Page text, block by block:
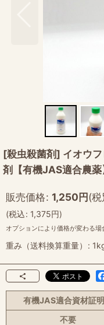
[殺虫殺菌剤] イオウ
剤【有機JAS適合農薬
販売価格: 1,250円(税
(税込: 1,375円)
オプションにより価格が変わる場
重み（送料換算重量） :
有機JAS適合資材証
不要